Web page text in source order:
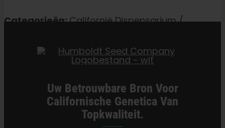
Categorieën:Californië Dispensarium /
Uw Betrouwbare Bron Voor
Californische Genetica Van
Topkwaliteit.